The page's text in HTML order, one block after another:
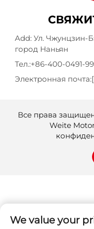
Add: Ул. Чжунцзин-
город Наньян
Тел.:+86-400-0491-
Электронная почта:
Все права
Weite
We value your